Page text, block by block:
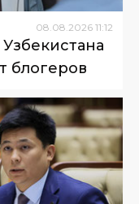
08 08 2026 11:12
блогеров